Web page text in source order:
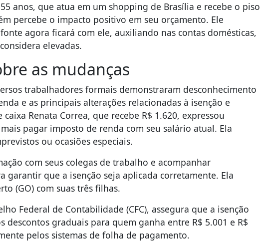
anos, que atua em um shopping de Brasília e recebe o piso
percebe o impacto positivo em seu orçamento. Ele
agora ficará com ele, auxiliando nas contas domésticas,
elevadas.
as mudanças
trabalhadores formais demonstraram desconhecimento
e as principais alterações relacionadas à isenção e
Renata Correa, que recebe R$ 1.620, expressou
pagar imposto de renda com seu salário atual. Ela
ou ocasiões especiais.
com seus colegas de trabalho e acompanhar
garantir que a isenção seja aplicada corretamente. Ela
(GO) com suas três filhas.
Federal de Contabilidade (CFC), assegura que a isenção
descontos graduais para quem ganha entre R$ 5.001 e R$
pelos sistemas de folha de pagamento.